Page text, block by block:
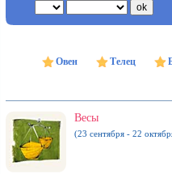
Овен Телец
Весы
(23 сентября - 22